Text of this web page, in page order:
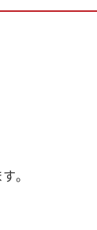
。